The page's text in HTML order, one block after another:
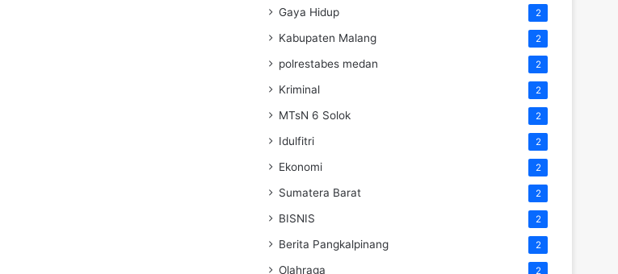
Gaya Hidup 2
Kabupaten Malang 2
polrestabes medan 2
Kriminal 2
MTsN 6 Solok 2
Idulfitri 2
Ekonomi 2
Sumatera Barat 2
BISNIS 2
Berita Pangkalpinang 2
Olahraga 2